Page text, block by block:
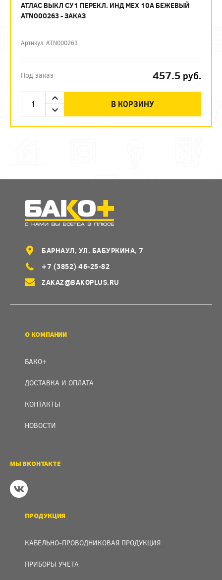
АТЛАС ВЫКЛ СУ1 ПЕРЕКЛ. ИНД МЕХ 10А БЕЖЕВЫЙ
ATN000263 - ЗАКАЗ
Артикул: ATN000263
Под заказ 457.5 руб.
В КОРЗИНУ
БАРНАУЛ, УЛ. БАБУРКИНА, 7
+7 (3852) 46-25-82
ZAKAZ@BAKOPLUS.RU
О КОМПАНИИ
БАКО+
ДОСТАВКА И ОПЛАТА
КОНТАКТЫ
НОВОСТИ
МЫ ВКОНТАКТЕ
ПРОДУКЦИЯ
КАБЕЛЬНО-ПРОВОДНИКОВАЯ ПРОДУКЦИЯ
ПРИБОРЫ УЧЕТА